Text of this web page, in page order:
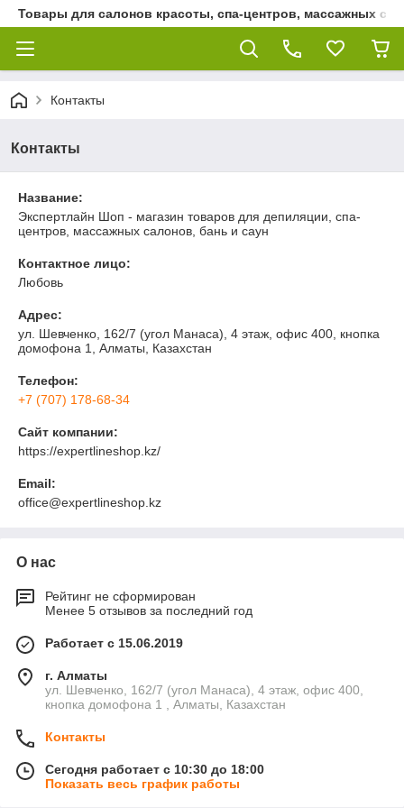
Товары для салонов красоты, спа-центров, массажных
Контакты
Контакты
Название:
Экспертлайн Шоп - магазин товаров для депиляции, спа-
центров, массажных салонов, бань и саун
Контактное лицо:
Любовь
Адрес:
ул. Шевченко, 162/7 (угол Манаса), 4 этаж, офис 400, кнопка
домофона 1, Алматы, Казахстан
Телефон:
+7 (707) 178-68-34
Сайт компании:
https://expertlineshop.kz/
Email:
office@expertlineshop.kz
О нас
Рейтинг не сформирован
Менее 5 отзывов за последний год
Работает с 15.06.2019
г. Алматы
ул. Шевченко, 162/7 (угол Манаса), 4 этаж, офис 400,
кнопка домофона 1 , Алматы, Казахстан
Контакты
Сегодня работает с 10:30 до 18:00
Показать весь график работы